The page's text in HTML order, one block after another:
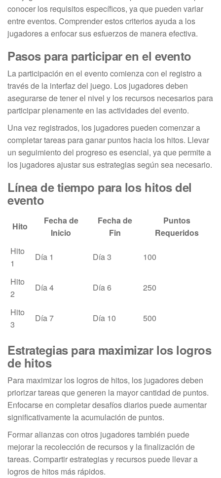
conocer los requisitos específicos, ya que pueden variar
entre eventos. Comprender estos criterios ayuda a los
jugadores a enfocar sus esfuerzos de manera efectiva.
Pasos para participar en el evento
La participación en el evento comienza con el registro a
través de la interfaz del juego. Los jugadores deben
asegurarse de tener el nivel y los recursos necesarios para
participar plenamente en las actividades del evento.
Una vez registrados, los jugadores pueden comenzar a
completar tareas para ganar puntos hacia los hitos. Llevar
un seguimiento del progreso es esencial, ya que permite a
los jugadores ajustar sus estrategias según sea necesario.
Línea de tiempo para los hitos del
evento
Hito
Fecha de
Inicio
Fecha de
Fin
Puntos
Requeridos
Hito
1
Día 1 Día 3 100
Hito
2
Día 4 Día 6 250
Hito
3
Día 7 Día 10 500
Estrategias para maximizar los logros
de hitos
Para maximizar los logros de hitos, los jugadores deben
priorizar tareas que generen la mayor cantidad de puntos.
Enfocarse en completar desafíos diarios puede aumentar
significativamente la acumulación de puntos.
Formar alianzas con otros jugadores también puede
mejorar la recolección de recursos y la finalización de
tareas. Compartir estrategias y recursos puede llevar a
logros de hitos más rápidos.